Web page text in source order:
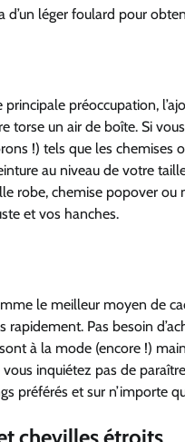
d’un léger foulard pour
préoccupation,
un air de boîte. Si
!) tels que les chemises
au niveau de votre
robe, chemise popover ou
et vos hanches.
le meilleur moyen de
Pas besoin
à la mode (encore !)
inquiétez pas de
préférés et sur n’importe